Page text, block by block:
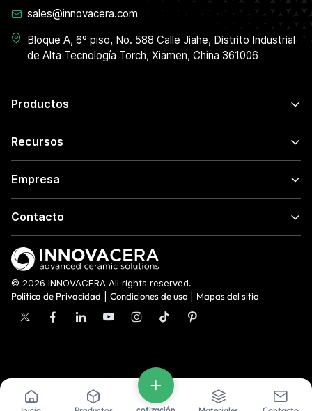
Productos
Recursos
Empresa
Contacto
sales@innovacera.com
Bloque A, 6º piso, No. 588 Calle Jiahe, Distrito Industrial
de Alta Tecnología Torch, Xiamen, China 361006
© 2026 INNOVACERA All rights reserved.
Política de Privacidad
Condiciones de uso Mapas del sitio